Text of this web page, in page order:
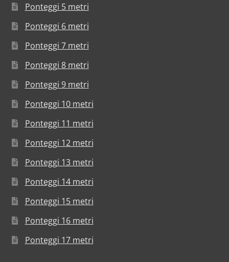
Ponteggi 5 metri
Ponteggi 6 metri
Ponteggi 7 metri
Ponteggi 8 metri
Ponteggi 9 metri
Ponteggi 10 metri
Ponteggi 11 metri
Ponteggi 12 metri
Ponteggi 13 metri
Ponteggi 14 metri
Ponteggi 15 metri
Ponteggi 16 metri
Ponteggi 17 metri